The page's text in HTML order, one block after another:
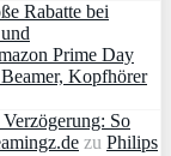
Rabatte bei
Prime Day
Kopfhörer
So
zu Philips